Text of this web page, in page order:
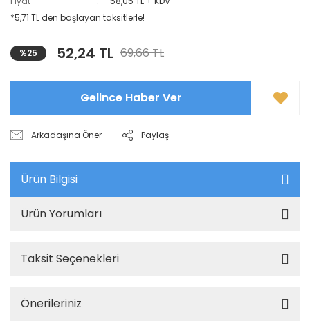
*5,71 TL den başlayan taksitlerle!
%25 52,24 TL 69,66 TL
Gelince Haber Ver
Arkadaşına Öner Paylaş
Ürün Bilgisi
Ürün Yorumları
Taksit Seçenekleri
Önerileriniz